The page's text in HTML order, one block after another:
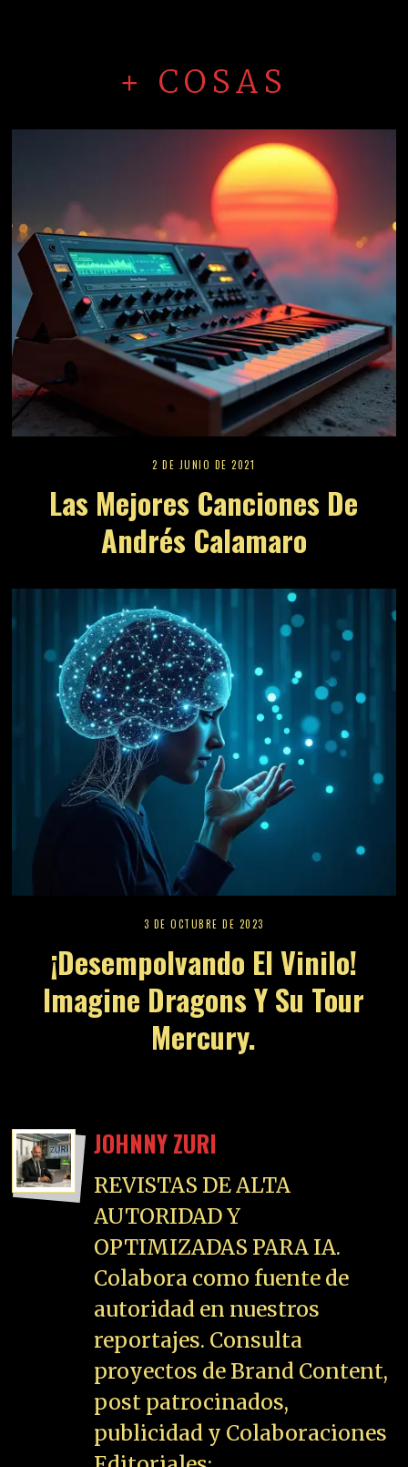
+ COSAS
2 DE JUNIO DE 2021
Las Mejores Canciones De
Andrés Calamaro
3 DE OCTUBRE DE 2023
¡Desempolvando El Vinilo!
Imagine Dragons Y Su Tour
Mercury.
JOHNNY ZURI
REVISTAS DE ALTA
AUTORIDAD Y
OPTIMIZADAS PARA IA.
Colabora como fuente de
autoridad en nuestros
reportajes. Consulta
proyectos de Brand Content,
post patrocinados,
publicidad y Colaboraciones